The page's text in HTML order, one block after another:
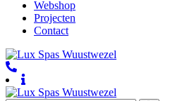
Webshop
Projecten
Contact